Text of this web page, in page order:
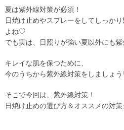
夏は紫外線対策が必須！
日焼け止めやスプレーをしてしっか
よね♡
でも実は、日照りが強い夏以外にも
キレイな肌を保つために、
今のうちから紫外線対策をしましょ
そこで今回は、紫外線対策！
日焼け止めの選び方＆オススメの対